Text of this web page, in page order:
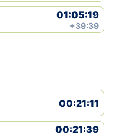
01:05:19
+39:39
00:21:11
00:21:39